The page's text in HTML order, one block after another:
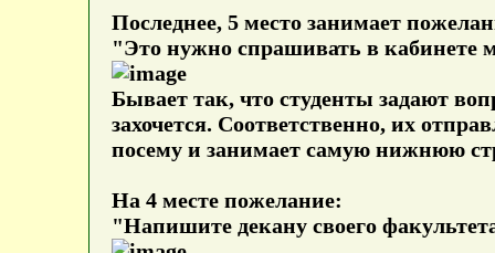
Последнее, 5 место занимает
"Это нужно спрашивать в кабинете
Бывает так, что студенты задают
захочется. Соответственно, их
посему и занимает самую нижнюю
На 4 месте пожелание:
"Напишите декану своего